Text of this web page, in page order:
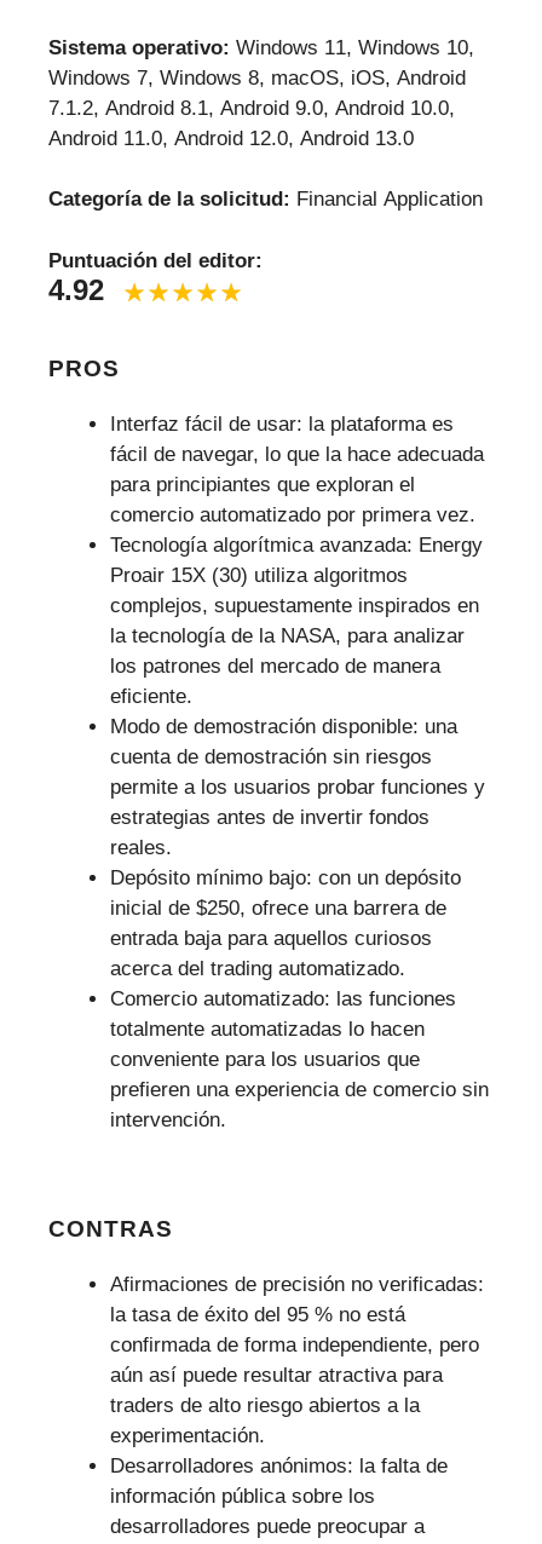
Sistema operativo: Windows 11, Windows 10,
Windows 7, Windows 8, macOS, iOS, Android
7.1.2, Android 8.1, Android 9.0, Android 10.0,
Android 11.0, Android 12.0, Android 13.0
Categoría de la solicitud: Financial Application
Puntuación del editor:
4.92
PROS
Interfaz fácil de usar: la plataforma es
fácil de navegar, lo que la hace adecuada
para principiantes que exploran el
comercio automatizado por primera vez.
Tecnología algorítmica avanzada: Energy
Proair 15X (30) utiliza algoritmos
complejos, supuestamente inspirados en
la tecnología de la NASA, para analizar
los patrones del mercado de manera
eficiente.
Modo de demostración disponible: una
cuenta de demostración sin riesgos
permite a los usuarios probar funciones y
estrategias antes de invertir fondos
reales.
Depósito mínimo bajo: con un depósito
inicial de $250, ofrece una barrera de
entrada baja para aquellos curiosos
acerca del trading automatizado.
Comercio automatizado: las funciones
totalmente automatizadas lo hacen
conveniente para los usuarios que
prefieren una experiencia de comercio sin
intervención.
CONTRAS
Afirmaciones de precisión no verificadas:
la tasa de éxito del 95 % no está
confirmada de forma independiente, pero
aún así puede resultar atractiva para
traders de alto riesgo abiertos a la
experimentación.
Desarrolladores anónimos: la falta de
información pública sobre los
desarrolladores puede preocupar a